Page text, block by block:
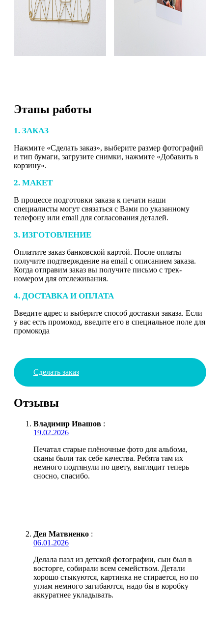
Этапы работы
1. ЗАКАЗ
Нажмите «Сделать заказ», выберите размер фотографий
и тип бумаги, загрузите снимки, нажмите «Добавить в
корзину».
2. МАКЕТ
В процессе подготовки заказа к печати наши
специалисты могут связаться с Вами по указанному
телефону или email для согласования деталей.
3. ИЗГОТОВЛЕНИЕ
Оплатите заказ банковской картой. После оплаты
получите подтверждение на email с описанием заказа.
Когда отправим заказ вы получите письмо с трек-
номером для отслеживания.
4. ДОСТАВКА И ОПЛАТА
Введите адрес и выберите способ доставки заказа. Если
у вас есть промокод, введите его в специальное поле для
промокода
Сделать заказ
Отзывы
Владимир Ивашов :
19.02.2026
Печатал старые плёночные фото для альбома,
сканы были так себе качества. Ребята там их
немного подтянули по цвету, выглядит теперь
сносно, спасибо.
Дея Матвиенко :
06.01.2026
Делала пазл из детской фотографии, сын был в
восторге, собирали всем семейством. Детали
хорошо стыкуются, картинка не стирается, но по
углам немного загибаются, надо бы в коробку
аккуратнее укладывать.